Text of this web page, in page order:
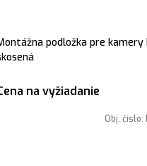
podložka pre kamery
na vyžiadanie
Obj. čislo: